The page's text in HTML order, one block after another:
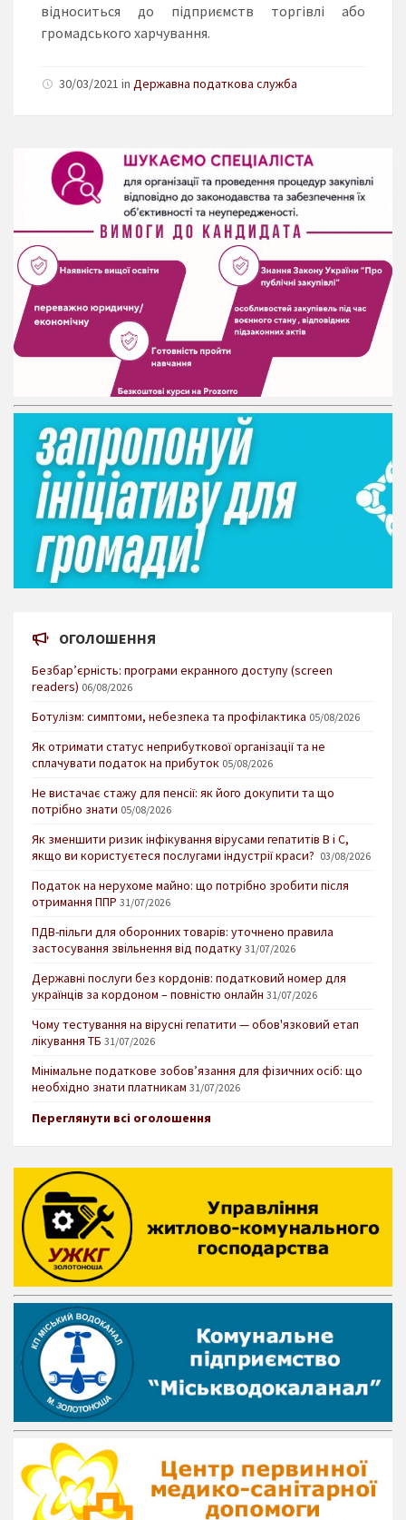
відноситься до підприємств торгівлі або
громадського харчування.
30/03/2021 in Державна податкова служба
ОГОЛОШЕННЯ
Безбар’єрність: програми екранного доступу (screen
readers) 06/08/2026
Ботулізм: симптоми, небезпека та профілактика 05/08/2026
Як отримати статус неприбуткової організації та не
сплачувати податок на прибуток 05/08/2026
Не вистачає стажу для пенсії: як його докупити та що
потрібно знати 05/08/2026
Як зменшити ризик інфікування вірусами гепатитів В і С,
якщо ви користуєтеся послугами індустрії краси? 03/08/2026
Податок на нерухоме майно: що потрібно зробити після
отримання ППР 31/07/2026
ПДВ-пільги для оборонних товарів: уточнено правила
застосування звільнення від податку 31/07/2026
Державні послуги без кордонів: податковий номер для
українців за кордоном – повністю онлайн 31/07/2026
Чому тестування на вірусні гепатити — обов'язковий етап
лікування ТБ 31/07/2026
Мінімальне податкове зобов’язання для фізичних осіб: що
необхідно знати платникам 31/07/2026
Переглянути всі оголошення